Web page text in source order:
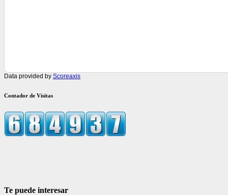
Data provided by Scoreaxis
Contador de Visitas
Te puede interesar